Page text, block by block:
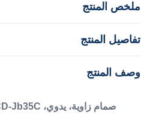
ملخص المنتج
الصمام اليدوي عن طريق تدوير
الخفيف، التآكل الميكانيك...
تفاصيل المنتج
وصف المنتج